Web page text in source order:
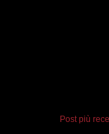
Post più